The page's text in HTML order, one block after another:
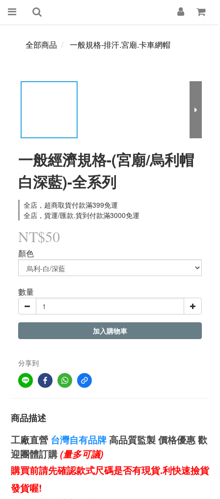
全部商品 一般規格-排汗.宮廟.卡車網帽
一般經濟規格-(宮廟/烏利帽
白深藍)-全系列
全店，超商取貨付款滿399免運
全店，貨運/匯款.貨到付款滿3000免運
NT$50
顏色
數量
加入購物車
分享到
商品描述
工廠直營 台灣自有品牌高品質監製 價格優惠 歡
迎團體訂購(量多可議)
購買前請先確認款式尺碼是否有現貨.利快速撿貨
發貨喔!